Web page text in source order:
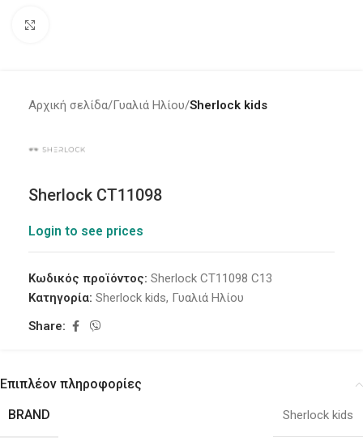
Αρχική σελίδα Γυαλιά Ηλίου Sherlock kids
Sherlock CT11098
Login to see prices
Κωδικός προϊόντος: Sherlock CT11098 C13
Κατηγορία: Sherlock kids, Γυαλιά Ηλίου
Share:
Επιπλέον πληροφορίες
BRAND
Sherlock kids